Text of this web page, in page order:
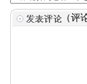
（评